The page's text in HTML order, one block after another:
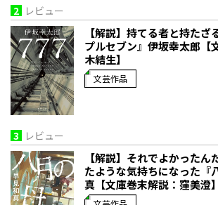
2 レビュー
【解説】持てる者と持たざ
プルセブン』伊坂幸太郎【
木結生】
文芸作品
3 レビュー
【解説】それでよかったん
たような気持ちになった――
真【文庫巻末解説：窪美澄】